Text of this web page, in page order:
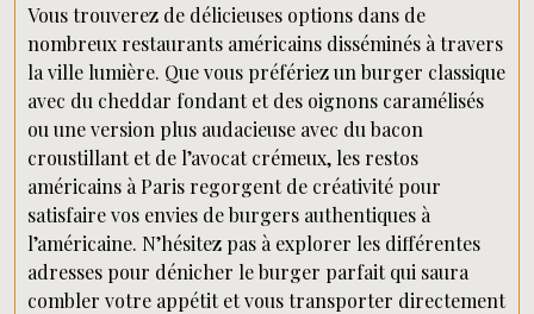
Vous trouverez de délicieuses options dans de
nombreux restaurants américains disséminés à travers
la ville lumière. Que vous préfériez un burger classique
avec du cheddar fondant et des oignons caramélisés
ou une version plus audacieuse avec du bacon
croustillant et de l’avocat crémeux, les restos
américains à Paris regorgent de créativité pour
satisfaire vos envies de burgers authentiques à
l’américaine. N’hésitez pas à explorer les différentes
adresses pour dénicher le burger parfait qui saura
combler votre appétit et vous transporter directement